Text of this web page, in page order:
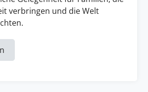
verbringen und die Welt